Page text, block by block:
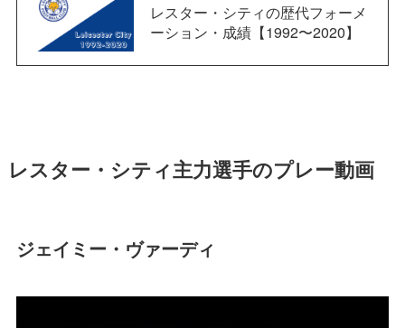
レスター・シティの歴代フォーメ
ーション・成績【1992〜2020】
レスター・シティ主力選手のプレー動画
ジェイミー・ヴァーディ